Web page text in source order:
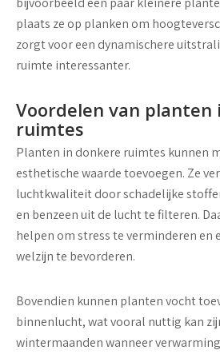
plaats ze op planken om
zorgt voor een dynamischere
ruimte interessanter.
Voordelen van planten
ruimtes
Planten in donkere ruimtes kunnen
esthetische waarde toevoegen. Ze
luchtkwaliteit door schadelijke
en benzeen uit de lucht te filteren.
helpen om stress te verminderen en
welzijn te bevorderen.
Bovendien kunnen planten vocht
binnenlucht, wat vooral nuttig kan
wintermaanden wanneer